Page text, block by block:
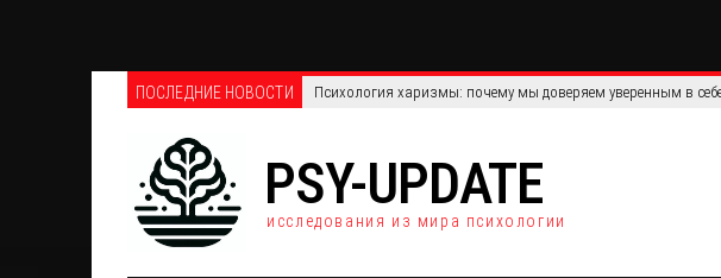
ПОСЛЕДНИЕ НОВОСТИ Психология харизмы: почему мы доверяем уверенным в
PSY-UPDATE
исследования из мира психологии